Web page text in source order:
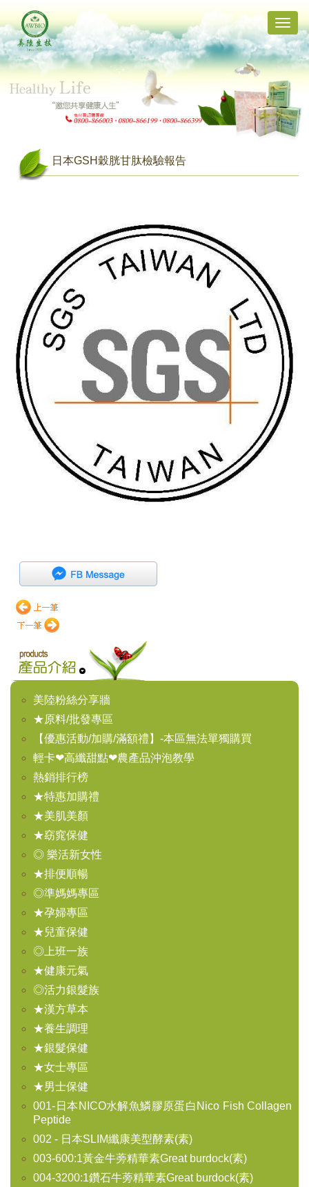
Toggle
日本GSH穀胱甘肽檢驗報告
美陸粉絲分享牆
★原料/批發專區
【優惠活動/加購/滿額禮】-本區無法單獨購買
輕卡❤高纖甜點❤農產品沖泡教學
熱銷排行榜
★特惠加購禮
★美肌美顏
★窈窕保健
◎ 樂活新女性
★排便順暢
◎準媽媽專區
★孕婦專區
★兒童保健
◎上班一族
★健康元氣
◎活力銀髮族
★漢方草本
★養生調理
★銀髮保健
★女士專區
★男士保健
001-日本NICO水解魚鱗膠原蛋白Nico Fish Collagen
Peptide
002 - 日本SLIM纖康美型酵素(素)
003-600:1黃金牛蒡精華素Great burdock(素)
004-3200:1鑽石牛蒡精華素Great burdock(素)